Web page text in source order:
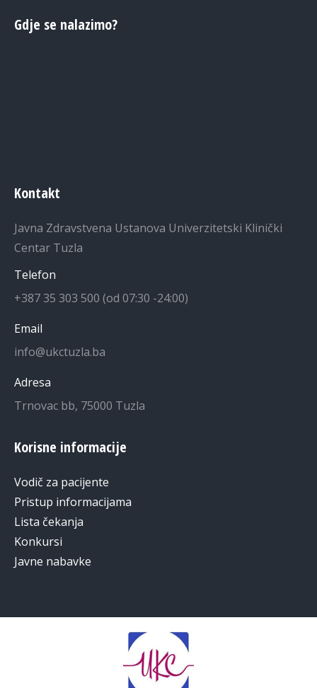
Gdje se nalazimo?
Kontakt
Javna Zdravstvena Ustanova Univerzitetski Klinički
Centar Tuzla
Telefon
+387 35 303 500 (od 07:30 -24:00)
Email
info@ukctuzla.ba
Adresa
Trnovac bb, 75000 Tuzla
Korisne informacije
Vodič za pacijente
Pristup informacijama
Lista čekanja
Konkursi
Javne nabavke